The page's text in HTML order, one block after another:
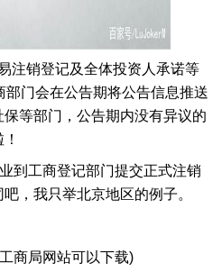
注销登记及全体投资人承诺等
门会在公告期将公告信息推送
等部门，公告期内没有异议的
到工商登记部门提交正式注销
，我只举北京地区的例子。
商局网站可以下载)